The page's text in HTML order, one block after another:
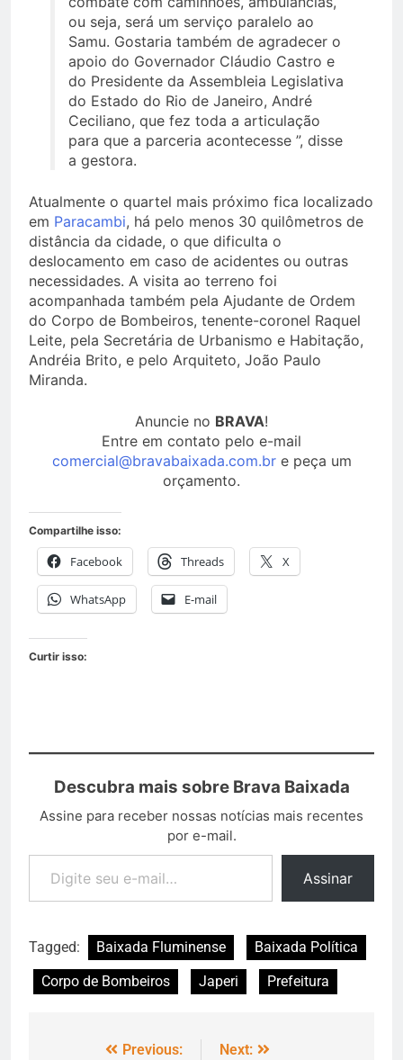
ou seja, será um serviço paralelo ao
Samu. Gostaria também de agradecer o
apoio do Governador Cláudio Castro e
do Presidente da Assembleia Legislativa
do Estado do Rio de Janeiro, André
Ceciliano, que fez toda a articulação
para que a parceria acontecesse ”, disse
a gestora.
Atualmente o quartel mais próximo fica localizado
em Paracambi, há pelo menos 30 quilômetros de
distância da cidade, o que dificulta o
deslocamento em caso de acidentes ou outras
necessidades. A visita ao terreno foi
acompanhada também pela Ajudante de Ordem
do Corpo de Bombeiros, tenente-coronel Raquel
Leite, pela Secretária de Urbanismo e Habitação,
Andréia Brito, e pelo Arquiteto, João Paulo
Miranda.
Anuncie no BRAVA!
Entre em contato pelo e-mail
comercial@bravabaixada.com.bre peça um
orçamento.
Compartilhe isso:
Facebook Threads X
WhatsApp E-mail
Curtir isso:
Descubra mais sobre Brava Baixada
Assine para receber nossas notícias mais recentes
por e-mail.
Assinar
Tagged: Baixada Fluminense
Baixada Política
Corpo de Bombeiros
Japeri Prefeitura
Previous:
Next: